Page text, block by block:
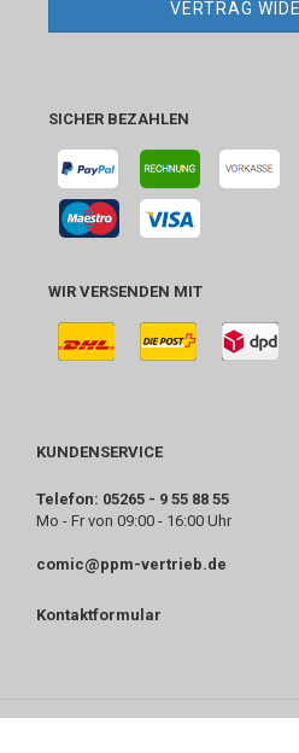
VERTRAG
SICHER BEZAHLEN
WIR VERSENDEN MIT
KUNDENSERVICE
Telefon: 05265 - 9 55 88 55
Mo - Fr von 09:00 - 16:00 Uhr
comic@ppm-vertrieb.de
Kontaktformular